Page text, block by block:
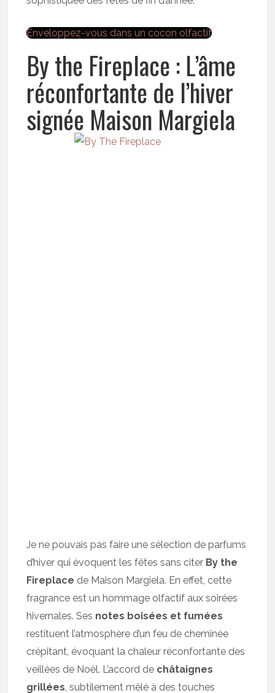
Enveloppez-vous dans un cocon olfactif
By the Fireplace : L’âme
réconfortante de l’hiver
signée Maison Margiela
Je ne pouvais pas faire une sélection de parfums
d’hiver qui évoquent les fêtes sans citer By the
Fireplace de Maison Margiela. En effet, cette
fragrance est un hommage olfactif aux soirées
hivernales. Ses notes boisées et fumées
restituent l’atmosphère d’un feu de cheminée
crépitant, évoquant la chaleur réconfortante des
veillées de Noël. L’accord de châtaignes
grillées , subtilement mêlé à des touches